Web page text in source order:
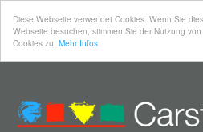
Diese Webseite verwendet Cookies. Wenn Sie
Webseite besuchen, stimmen Sie der Nutzung von
Cookies zu. Mehr Infos